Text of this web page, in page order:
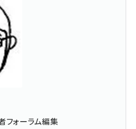
フォーラム編集